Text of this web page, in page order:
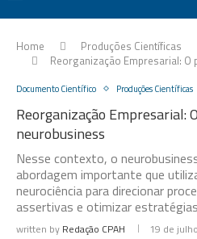
Home Produções Científicas
Reorganização Empresarial:
Documento Científico Produções Científicas
Reorganização Empresarial:
neurobusiness
Nesse contexto, o
abordagem importante que
neurociência para direcionar
assertivas e otimizar
written by Redação CPAH 19 de